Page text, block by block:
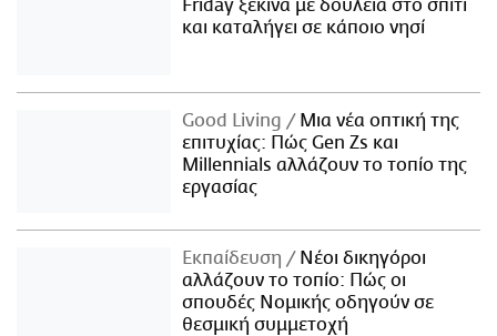
Friday ξεκινά με δουλειά στο σπίτι
και καταλήγει σε κάποιο νησί
Good Living
Μια νέα οπτική της
επιτυχίας: Πώς Gen Zs και
Millennials αλλάζουν το τοπίο της
εργασίας
Εκπαίδευση
Νέοι δικηγόροι
αλλάζουν το τοπίο: Πώς οι
σπουδές Νομικής οδηγούν σε
θεσμική συμμετοχή